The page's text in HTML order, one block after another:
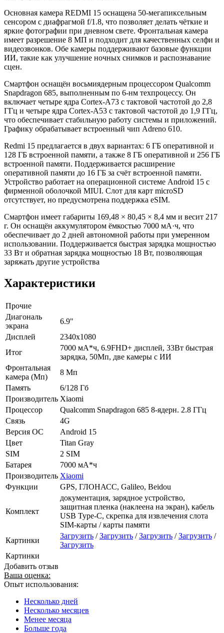
Основная камера REDMI 15 оснащена 50-мегапиксельным
сенсором с диафрагмой f/1.8, что позволяет делать чёткие и
яркие фотографии при дневном свете. Фронтальная камера
имеет разрешение 8 МП и подходит для качественных селфи и
видеозвонков. Обе камеры поддерживают базовые функции
ИИ, такие как улучшение ночных снимков и распознавание
сцен.
Смартфон оснащён восьмиядерным процессором Qualcomm
Snapdragon 685, выполненным по 6-нм техпроцессу. Он
включает четыре ядра Cortex-A73 с тактовой частотой до 2,8
ГГц и четыре ядра Cortex-A53 с тактовой частотой до 1,9 ГГц,
что обеспечивает стабильную работу системы и приложений.
Графику обрабатывает встроенный чип Adreno 610.
Redmi 15 предлагается в двух вариантах: 6 ГБ оперативной и
128 ГБ встроенной памяти, а также 8 ГБ оперативной и 256 ГБ
встроенной памяти. Поддерживается расширение
оперативной памяти до 16 ГБ за счёт встроенной памяти.
Устройство работает на операционной системе Android 15 с
фирменной оболочкой MIUI. Слот для карт microSD
отсутствует, но предусмотрена поддержка eSIM.
Смартфон имеет габариты 169,48 × 80,45 × 8,4 мм и весит 217
г. Он оснащён аккумулятором ёмкостью 7000 мА·ч, что
обеспечивает до 2 дней автономной работы при умеренном
использовании. Поддерживается быстрая зарядка мощностью
33 Вт и обратная зарядка мощностью 18 Вт, позволяющая
заряжать другие устройства
Характеристики
Прочие
Диагональ
экрана
6.9"
Дисплей
2340x1080
Итог
7000 мА*ч, 6.9FHD+ дисплей, 33Вт быстрая
зарядка, 50Мп, две камеры с ИИ
Фронтальная
камера (Мп)
8 Мп
Память
6/128 Гб
Производитель Xiaomi
Процессор
Qualcomm Snapdragon 685 8-ядерн. 2.8 ГГц
Связь
4G
Версия ОС
Android 15
Цвет
Titan Gray
SIM
2 SIM
Батарея
7000 мА*ч
Производитель Xiaomi
Функции
GPS, ГЛОНАСС, Galileo, Beidou
Комплект
документация, зарядное устройство,
защитная пленка (наклеена на экран), кабель
USB Type-C, скрепка для извлечения слота
SIM-карты / карты памяти
Картинки
Загрузить /Загрузить /Загрузить /Загрузить /
Загрузить
Картинки
Добавить отзыв
Ваша оценка:
Опыт использования:
Несколько дней
Несколько месяцев
Менее месяца
Больше года